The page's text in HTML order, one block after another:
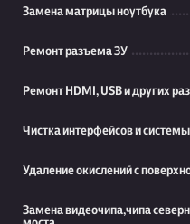
Замена матрицы ноутбука
Ремонт разъема ЗУ
Ремонт HDMI, USB и других
Чистка интерфейсов и
Удаление окислений с
Замена видеочипа,чипа